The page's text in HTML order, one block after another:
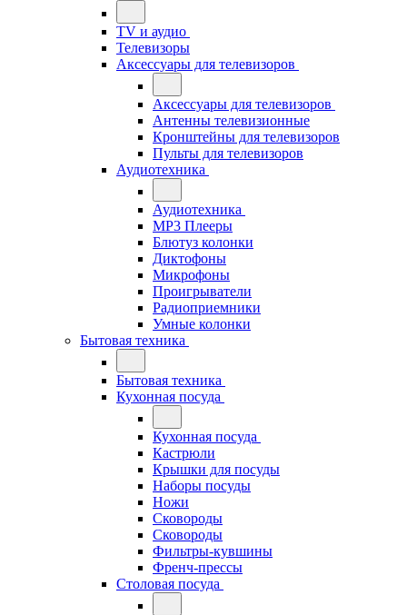
TV и аудио
Телевизоры
Аксессуары для телевизоров
Аксессуары для телевизоров
Антенны телевизионные
Кронштейны для телевизоров
Пульты для телевизоров
Аудиотехника
Аудиотехника
MP3 Плееры
Блютуз колонки
Диктофоны
Микрофоны
Проигрыватели
Радиоприемники
Умные колонки
Бытовая техника
Бытовая техника
Кухонная посуда
Кухонная посуда
Кастрюли
Крышки для посуды
Наборы посуды
Ножи
Сковороды
Сковороды
Фильтры-кувшины
Френч-прессы
Столовая посуда